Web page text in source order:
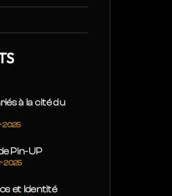
à la cité du
2025
Pin-UP
2025
et Identité